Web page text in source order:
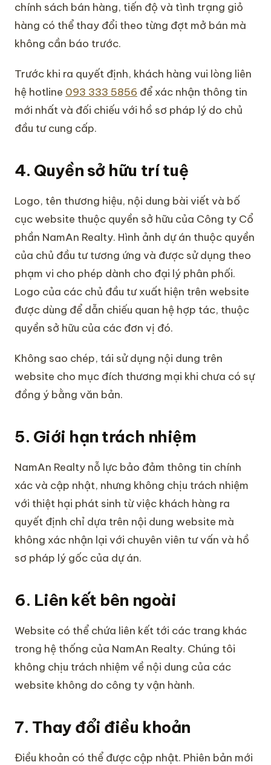
chính sách bán hàng, tiến độ và tình trạng giỏ
hàng có thể thay đổi theo từng đợt mở bán mà
không cần báo trước.
Trước khi ra quyết định, khách hàng vui lòng liên
hệ hotline 093 333 5856 để xác nhận thông tin
mới nhất và đối chiếu với hồ sơ pháp lý do chủ
đầu tư cung cấp.
4. Quyền sở hữu trí tuệ
Logo, tên thương hiệu, nội dung bài viết và bố
cục website thuộc quyền sở hữu của Công ty Cổ
phần NamAn Realty. Hình ảnh dự án thuộc quyền
của chủ đầu tư tương ứng và được sử dụng theo
phạm vi cho phép dành cho đại lý phân phối.
Logo của các chủ đầu tư xuất hiện trên website
được dùng để dẫn chiếu quan hệ hợp tác, thuộc
quyền sở hữu của các đơn vị đó.
Không sao chép, tái sử dụng nội dung trên
website cho mục đích thương mại khi chưa có sự
đồng ý bằng văn bản.
5. Giới hạn trách nhiệm
NamAn Realty nỗ lực bảo đảm thông tin chính
xác và cập nhật, nhưng không chịu trách nhiệm
với thiệt hại phát sinh từ việc khách hàng ra
quyết định chỉ dựa trên nội dung website mà
không xác nhận lại với chuyên viên tư vấn và hồ
sơ pháp lý gốc của dự án.
6. Liên kết bên ngoài
Website có thể chứa liên kết tới các trang khác
trong hệ thống của NamAn Realty. Chúng tôi
không chịu trách nhiệm về nội dung của các
website không do công ty vận hành.
7. Thay đổi điều khoản
Điều khoản có thể được cập nhật. Phiên bản mới